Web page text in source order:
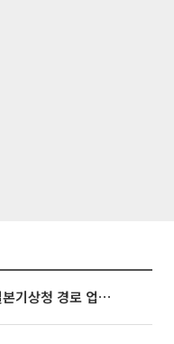
태풍 '돌핀' 오키나와 접근…일본기상청 경로 업데이트